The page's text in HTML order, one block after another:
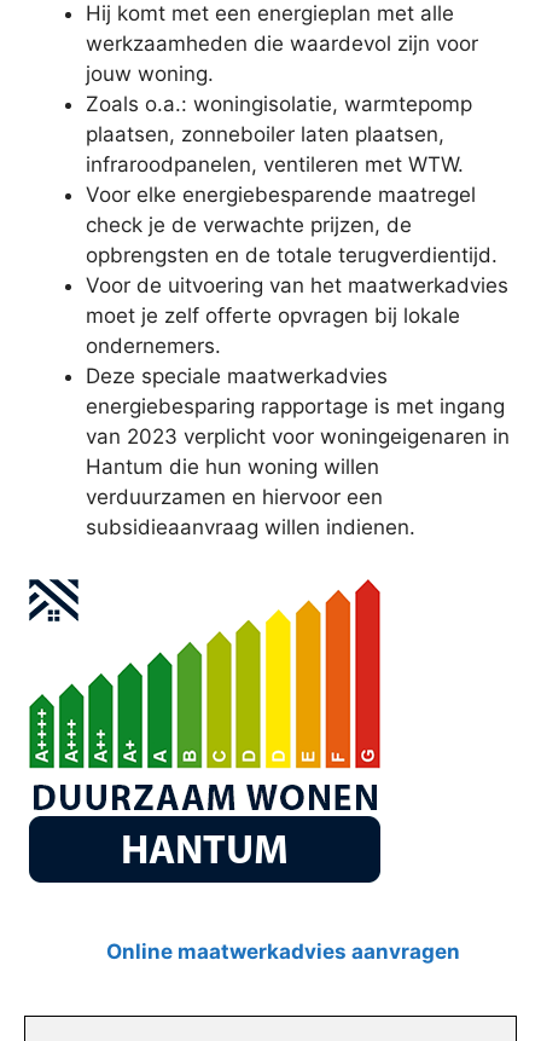
Hij komt met een energieplan met alle
werkzaamheden die waardevol zijn voor
jouw woning.
Zoals o.a.: woningisolatie, warmtepomp
plaatsen, zonneboiler laten plaatsen,
infraroodpanelen, ventileren met WTW.
Voor elke energiebesparende maatregel
check je de verwachte prijzen, de
opbrengsten en de totale terugverdientijd.
Voor de uitvoering van het maatwerkadvies
moet je zelf offerte opvragen bij lokale
ondernemers.
Deze speciale maatwerkadvies
energiebesparing rapportage is met ingang
van 2023 verplicht voor woningeigenaren in
Hantum die hun woning willen
verduurzamen en hiervoor een
subsidieaanvraag willen indienen.
Online maatwerkadvies aanvragen